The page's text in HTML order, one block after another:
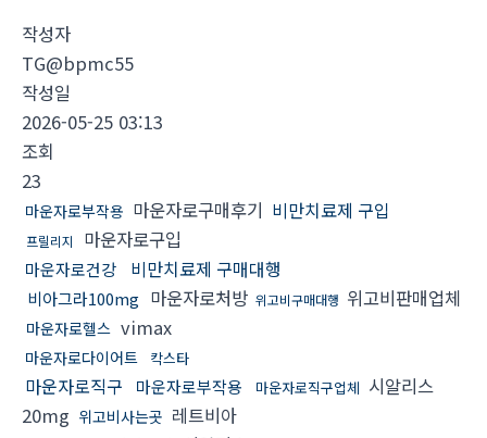
작성자
TG@bpmc55
작성일
2026-05-25 03:13
조회
23
마운자로부작용 마운자로구매후기 비만치료제 구입
프릴리지 마운자로구입
마운자로건강 비만치료제 구매대행
비아그라100mg 마운자로처방 위고비구매대행 위고비판매업체
마운자로헬스 vimax
마운자로다이어트 칵스타
마운자로직구 마운자로부작용 마운자로직구업체 시알리스
20mg 위고비사는곳 레트비아